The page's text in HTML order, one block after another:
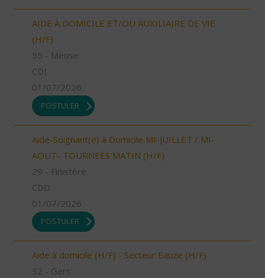
AIDE À DOMICILE ET/OU AUXILIAIRE DE VIE
(H/F)
55 - Meuse
CDI
01/07/2026
POSTULER
Aide-Soignant(e) à Domicile MI-JUILLET / MI-
AOUT- TOURNEES MATIN (H/F)
29 - Finistère
CDD
01/07/2026
POSTULER
Aide à domicile (H/F) - Secteur Eauze (H/F)
32 - Gers